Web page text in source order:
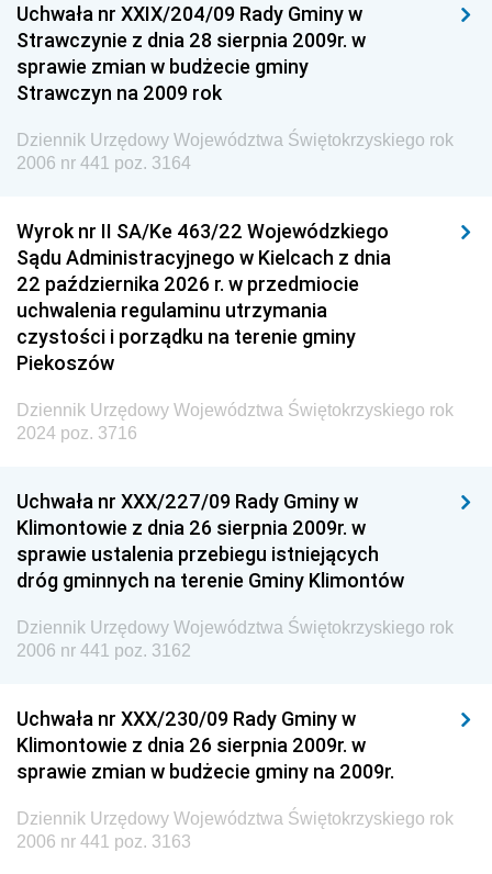
Dziennik Urzędowy Ministra Przemysłu
Dziennik Urzędowy Ministra Finansów i Gospodarki
Dziennik Urzędowy Ministra do Spraw Unii
Dziennik Urzędowy Agencji Wywiadu
Uchwała nr XXIX/204/09 Rady Gminy w
Strawczynie z dnia 28 sierpnia 2009r. w
sprawie zmian w budżecie gminy
Strawczyn na 2009 rok
Dziennik Urzędowy Województwa Świętokrzyskiego rok
2006 nr 441 poz. 3164
Wyrok nr II SA/Ke 463/22 Wojewódzkiego
Sądu Administracyjnego w Kielcach z dnia
22 października 2026 r. w przedmiocie
uchwalenia regulaminu utrzymania
czystości i porządku na terenie gminy
Piekoszów
Dziennik Urzędowy Województwa Świętokrzyskiego rok
2024 poz. 3716
Uchwała nr XXX/227/09 Rady Gminy w
Klimontowie z dnia 26 sierpnia 2009r. w
sprawie ustalenia przebiegu istniejących
dróg gminnych na terenie Gminy Klimontów
Dziennik Urzędowy Województwa Świętokrzyskiego rok
2006 nr 441 poz. 3162
Uchwała nr XXX/230/09 Rady Gminy w
Klimontowie z dnia 26 sierpnia 2009r. w
sprawie zmian w budżecie gminy na 2009r.
Dziennik Urzędowy Województwa Świętokrzyskiego rok
2006 nr 441 poz. 3163